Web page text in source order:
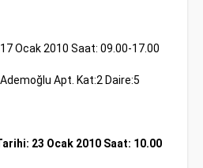
Ocak 2010 Saat: 09.00-17.00
Ademoğlu Apt. Kat:2 Daire:5
23 Ocak 2010 Saat: 10.00